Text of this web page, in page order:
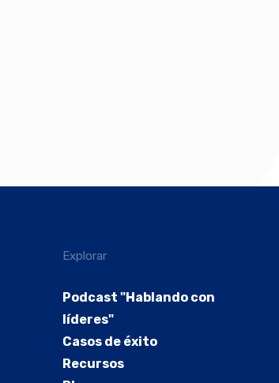
Explorar
Podcast "Hablando con
líderes"
Casos de éxito
Recursos